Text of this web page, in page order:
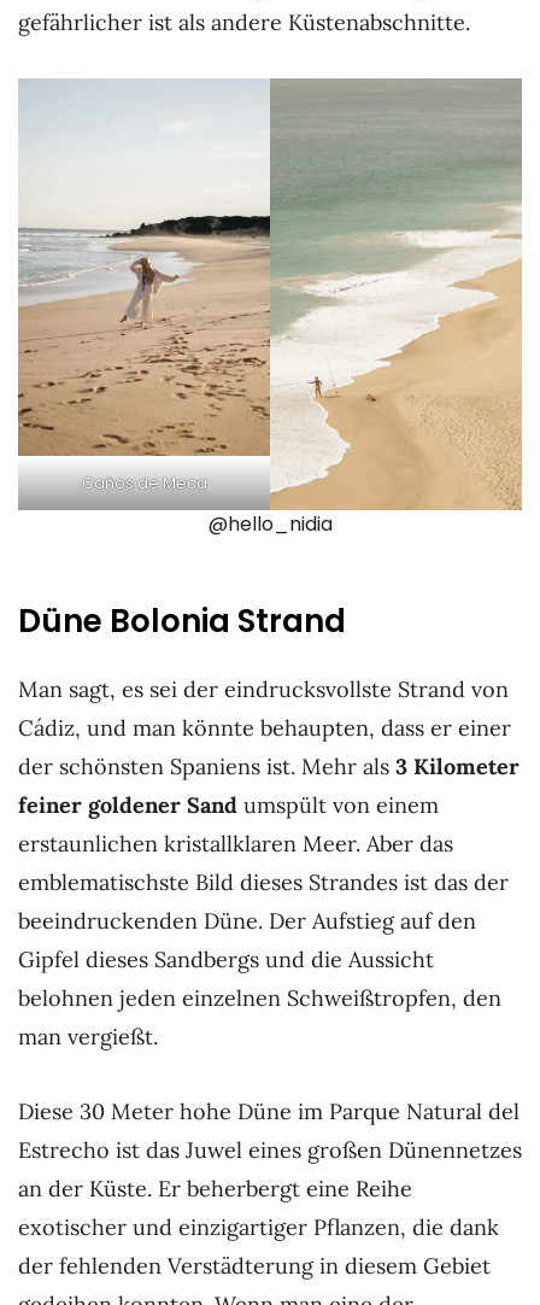
gefährlicher ist als andere Küstenabschnitte.
Caños de Meca
@hello_nidia
Düne Bolonia Strand
Man sagt, es sei der eindrucksvollste Strand von
Cádiz, und man könnte behaupten, dass er einer
der schönsten Spaniens ist. Mehr als 3 Kilometer
feiner goldener Sand umspült von einem
erstaunlichen kristallklaren Meer. Aber das
emblematischste Bild dieses Strandes ist das der
beeindruckenden Düne. Der Aufstieg auf den
Gipfel dieses Sandbergs und die Aussicht
belohnen jeden einzelnen Schweißtropfen, den
man vergießt.
Diese 30 Meter hohe Düne im Parque Natural del
Estrecho ist das Juwel eines großen Dünennetzes
an der Küste. Er beherbergt eine Reihe
exotischer und einzigartiger Pflanzen, die dank
der fehlenden Verstädterung in diesem Gebiet